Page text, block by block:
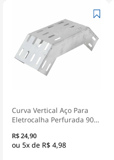
Curva Vertical Aço Para
Eletrocalha Perfurada 90G
Zincado
R$ 24,90
5x de R$ 4,98